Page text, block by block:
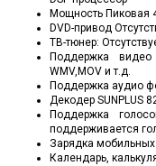
Мощность Пиковая
DVD-привод
ТВ-тюнер:
Поддержка видео
WMV,MOV и т.д.
Поддержка аудио
Декодер SUNPLUS
Поддержка
поддерживается
Зарядка мобильных
Календарь,